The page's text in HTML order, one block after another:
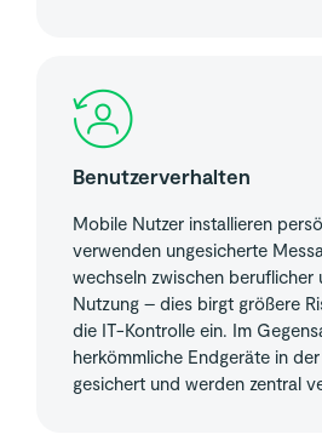
Benutzerverhalten
Mobile Nutzer installieren
verwenden ungesicherte
wechseln zwischen beruflicher
Nutzung – dies birgt größere
die IT-Kontrolle ein. Im
herkömmliche Endgeräte in
gesichert und werden zentral